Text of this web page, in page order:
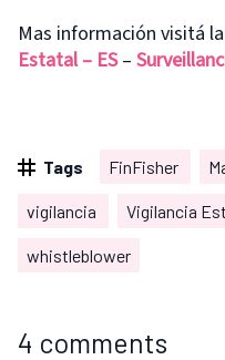
Mas información visitá
Estatal – ES–
Tags FinFisher
vigilancia Vigilancia
whistleblower
4 comments